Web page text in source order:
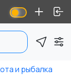
и рыбалка